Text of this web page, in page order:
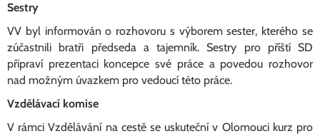
Sestry
VV byl informován o rozhovoru s výborem sester, kterého se
zúčastnili bratři předseda a tajemník. Sestry pro příští SD
připraví prezentaci koncepce své práce a povedou rozhovor
nad možným úvazkem pro vedoucí této práce.
Vzdělávací komise
V rámci Vzdělávání na cestě se uskuteční v Olomouci kurz pro